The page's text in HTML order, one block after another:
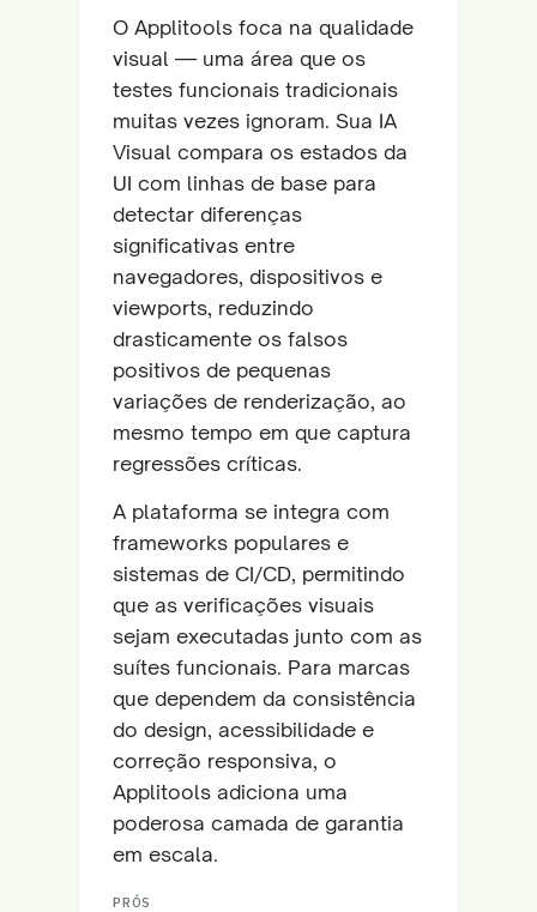
O Applitools foca na qualidade
visual — uma área que os
testes funcionais tradicionais
muitas vezes ignoram. Sua IA
Visual compara os estados da
UI com linhas de base para
detectar diferenças
significativas entre
navegadores, dispositivos e
viewports, reduzindo
drasticamente os falsos
positivos de pequenas
variações de renderização, ao
mesmo tempo em que captura
regressões críticas.
A plataforma se integra com
frameworks populares e
sistemas de CI/CD, permitindo
que as verificações visuais
sejam executadas junto com as
suítes funcionais. Para marcas
que dependem da consistência
do design, acessibilidade e
correção responsiva, o
Applitools adiciona uma
poderosa camada de garantia
em escala.
PRÓS